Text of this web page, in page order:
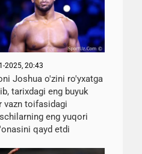
2025, 20:43
Joshua o'zini ro'yxatga
tarixdagi eng buyuk
vazn toifasidagi
eng yuqori
qayd etdi